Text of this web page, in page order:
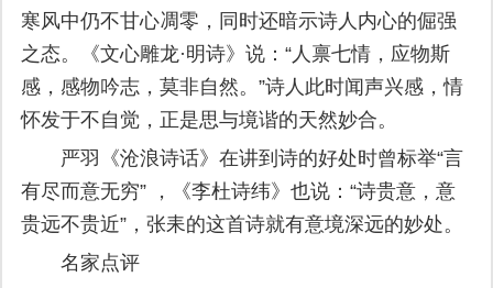
寒风中仍不甘心凋零，同时还暗示诗人内心的倔强
之态。《文心雕龙·明诗》说：“人禀七情，应物斯
感，感物吟志，莫非自然。”诗人此时闻声兴感，情
怀发于不自觉，正是思与境谐的天然妙合。
严羽《沧浪诗话》在讲到诗的好处时曾标举“言
有尽而意无穷” ，《李杜诗纬》也说：“诗贵意，意
贵远不贵近”，张耒的这首诗就有意境深远的妙处。
名家点评